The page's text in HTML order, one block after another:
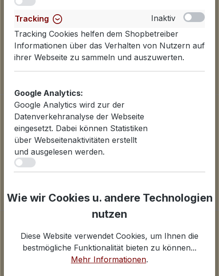
Informationen
Datenschutzerklärung
Lieferinformationen
Zahlungsarten
AGB
Widerrufsbelehrung
Über uns
Kontakt und E-Mail
Anfahrt Ladengeschäfte
Tracking
Inaktiv
Tracking Cookies helfen dem Shopbetreiber
Informationen über das Verhalten von Nutzern auf
ihrer Webseite zu sammeln und auszuwerten.
Google Analytics:
Google Analytics wird zur der
Datenverkehranalyse der Webseite
eingesetzt. Dabei können Statistiken
über Webseitenaktivitäten erstellt
und ausgelesen werden.
Für Statistiken und Shop-Performance-Metriken
Google Analytics
Wie wir Cookies u. andere Technologien
nutzen
Diese Website verwendet Cookies, um Ihnen die
bestmögliche Funktionalität bieten zu können...
Mehr Informationen.